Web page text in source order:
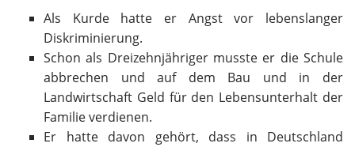
Als Kurde hatte er Angst vor lebenslanger
Diskriminierung.
Schon als Dreizehnjähriger musste er die Schule
abbrechen und auf dem Bau und in der
Landwirtschaft Geld für den Lebensunterhalt der
Familie verdienen.
Er hatte davon gehört, dass in Deutschland